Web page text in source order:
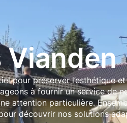
Vianden
pour préserver l’esthétique
à fournir un service de
attention particulière.
découvrir nos solutions